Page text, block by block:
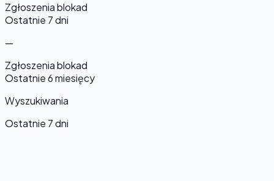
Zgłoszenia blokad
Ostatnie 7 dni
—
Zgłoszenia blokad
Ostatnie 6 miesięcy
Wyszukiwania
Ostatnie 7 dni